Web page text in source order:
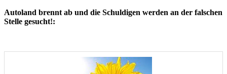
Autoland brennt ab und die Schuldigen werden an der falschen
Stelle gesucht!: